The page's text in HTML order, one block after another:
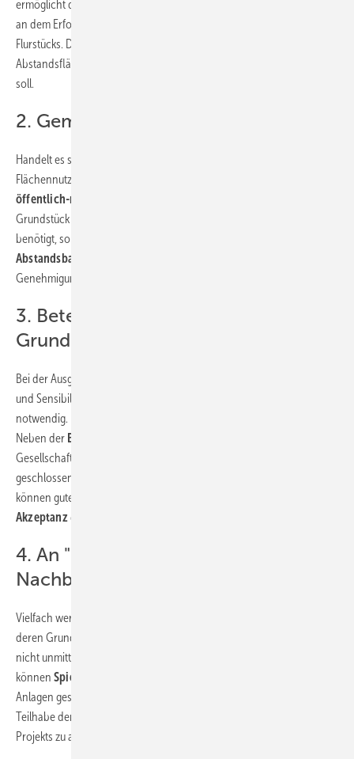
ermöglicht dem Eigentümer hingegen sowohl eine finanzielle Teilhabe
an dem Erfolg des Windparks als auch die weitere Nutzung des
Flurstücks. Das gilt insbesondere, wenn das Grundstück nur als
Abstandsfläche oder für die Verlegung von Kabeln verwendet werden
soll.
2. Gemeinde als Partner sehen
Handelt es sich um eine Gemeinde, kommt neben einem
Flächennutzungsvertrag in Form eines Pachtvertrags auch eine
öffentlich-rechtliche Vereinbarung
Grundstück lediglich als
benötigt, so kann unter Umständen die
Abstandsbaulast in das Baulastenverzeichnis
Genehmigungsbehörde ausreichen.
3. Beteiligung der
Grundstückeigentümer als Chance
Bei der Ausgestaltung der Pachtverträge sind Verhandlungsgeschick
und Sensibilität für die Belange der Grundstückseigentümer
notwendig. Nicht selten sind diese auch
Neben der Beteiligung
Gesellschafter der Projektgesellschaft, zum Beispiel als Anleger eines
geschlossenen Fonds, oder als Mitglieder einer Genossenschaft
können gute und ausgewogene Pachtverträge dazu beitragen, die
Akzeptanz des Projekts vor Ort zu erhöhen.
4. An "Puffer" denken und
Nachbargrundstücke einbeziehen
Vielfach werden überdies mit Eigentümern Verträge geschlossen,
deren Grundstücke möglicherweise nach Abschluss der Planung
nicht unmittelbar für das Vorhaben benötigt werden. Hierdurch
können Spielräume für die Planung
Anlagen geschaffen werden. Gleichzeitig ist jedoch auf eine gerechte
Teilhabe der einzelnen Grundstückseigentümer an dem Erfolg des
Projekts zu achten.